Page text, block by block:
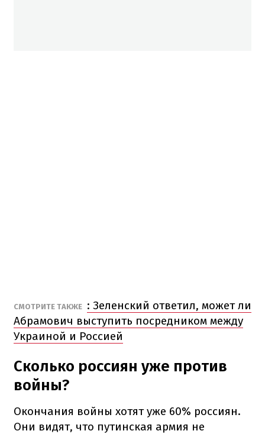
СМОТРИТЕ ТАКЖЕ : Зеленский ответил, может ли
Абрамович выступить посредником между
Украиной и Россией
Сколько россиян уже против
войны?
Окончания войны хотят уже 60% россиян.
Они видят, что путинская армия не